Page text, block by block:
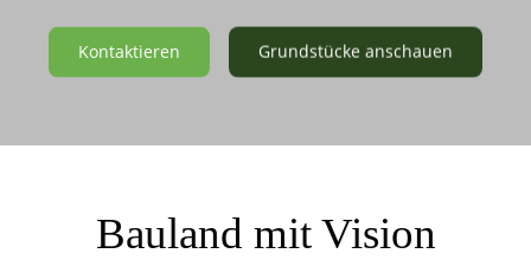
Kontaktieren Grundstücke anschauen
Bauland mit Vision